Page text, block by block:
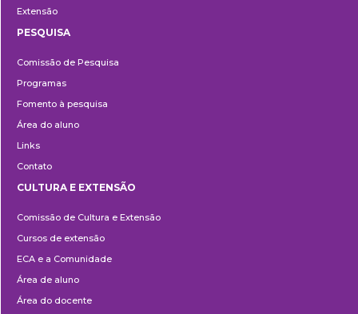
Extensão
PESQUISA
Comissão de Pesquisa
Programas
Fomento à pesquisa
Área do aluno
Links
Contato
e
Extensão
CULTURA E EXTENSÃO
Comissão de Cultura e Extensão
Cursos de extensão
ECA e a Comunidade
Área de aluno
Área do docente